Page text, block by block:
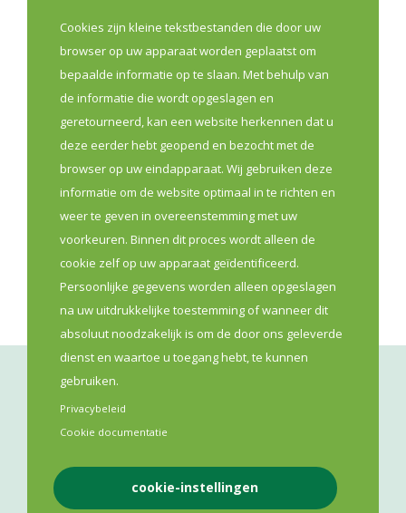
beroepsverenigingen, een nieuwe oproep voor
apothekerskringen die hun kringwerking willen
versterken. Tien kringen krijgen de kans om tussen
september 2026 en maart 2027 hun kringwerking een
stevige boost te geven.
Cookies zijn kleine tekstbestanden die door uw
browser op uw apparaat worden geplaatst om
bepaalde informatie op te slaan. Met behulp van
de informatie die wordt opgeslagen en
geretourneerd, kan een website herkennen dat u
deze eerder hebt geopend en bezocht met de
browser op uw eindapparaat. Wij gebruiken deze
informatie om de website optimaal in te richten en
weer te geven in overeenstemming met uw
voorkeuren. Binnen dit proces wordt alleen de
cookie zelf op uw apparaat geïdentificeerd.
Persoonlijke gegevens worden alleen opgeslagen
na uw uitdrukkelijke toestemming of wanneer dit
absoluut noodzakelijk is om de door ons geleverde
dienst en waartoe u toegang hebt, te kunnen
gebruiken.
Privacybeleid
Cookie documentatie
cookie-instellingen
VLAAMS APOTHEKERS NETWERK VZW